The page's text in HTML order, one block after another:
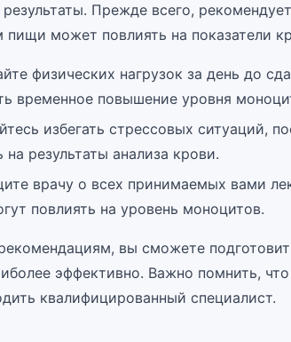
Прежде всего,
пищи может повлиять на показатели
физических нагрузок за день до
временное повышение уровня
избегать стрессовых ситуаций,
на результаты анализа крови.
врачу о всех принимаемых вами
повлиять на уровень моноцитов.
вы сможете
эффективно. Важно помнить,
квалифицированный специалист.